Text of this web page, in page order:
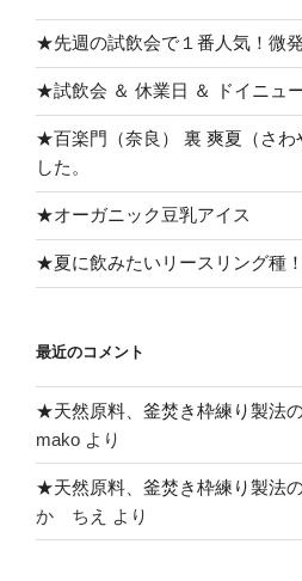
★先週の試飲会で１番人気！微
★試飲会 ＆ 休業日 ＆ ドイニュ
★百楽門（奈良） 裏 爽夏（さ
した。
★オーガニック豆乳アイス
★夏に飲みたいリースリング種！
最近のコメント
★天然原料、釜焚き枠練り製法の
mako より
★天然原料、釜焚き枠練り製法の
か ちえ
より